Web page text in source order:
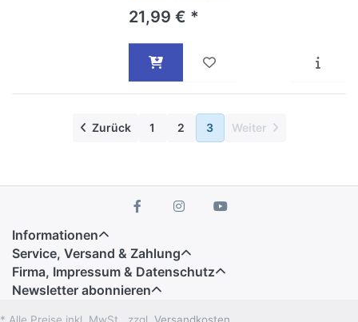
21,99 € *
Zurück 1 2 3 Weiter
Informationen
Service, Versand & Zahlung
Firma, Impressum & Datenschutz
Newsletter abonnieren